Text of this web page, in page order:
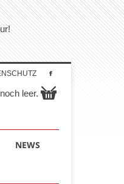
leer.
NEWS